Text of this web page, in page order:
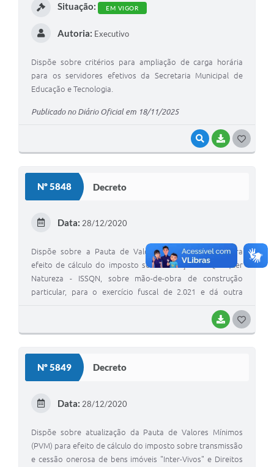
VISUALIZAR
BAIXAR
Situação: EM VIGOR
Autoria: Executivo
Dispõe sobre critérios para ampliação de carga horária
para os servidores efetivos da Secretaria Municipal de
Educação e Tecnologia.
Publicado no Diário Oficial em 18/11/2025
Nº 5848 Decreto
BAIXAR
Data: 28/12/2020
Dispõe sobre a Pauta de Valores Unitários (PVU) para
efeito de cálculo do imposto sobre serviços de Qualquer
Natureza - ISSQN, sobre mão-de-obra de construção
particular, para o exercício fuscal de 2.021 e dá outra
Nº 5849 Decreto
Data: 28/12/2020
Dispõe sobre atualização da Pauta de Valores Mínimos
(PVM) para efeito de cálculo do imposto sobre transmissão
e cessão onerosa de bens imóveis "Inter-Vivos" e Direitos